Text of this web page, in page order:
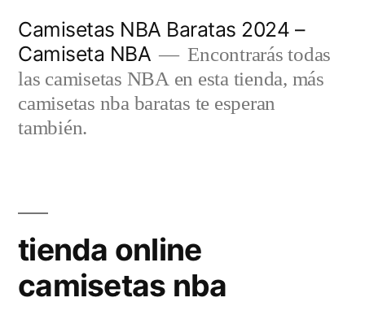
contenido
Camisetas NBA Baratas 2024 –
Camiseta NBA
Encontrarás todas
las camisetas NBA en esta tienda, más
camisetas nba baratas te esperan
también.
tienda online
camisetas nba